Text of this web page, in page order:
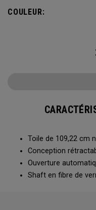
COULEUR:
Toile de 109,22 cm
Conception
Ouverture
Shaft en fibre de